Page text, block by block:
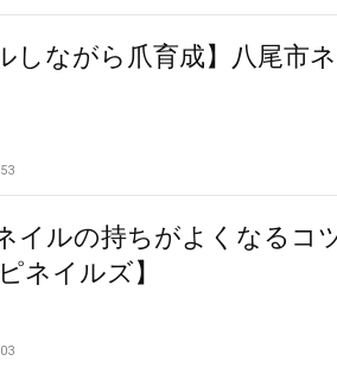
しながら爪育成】八尾市
イルの持ちがよくなるコ
ネイルズ】